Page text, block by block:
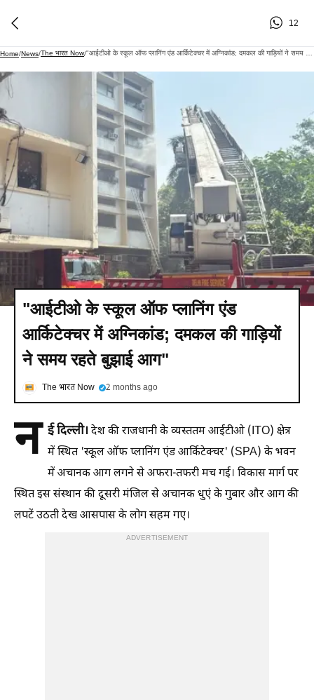
12
Home/News/The भारत Now/
"आईटीओ के स्कूल ऑफ प्लानिंग एंड
आर्किटेक्चर में अग्निकांड; दमकल की गाड़ियों
ने समय रहते बुझाई आग"
The भारत Now 2 months ago
न ई दिल्ली। देश की राजधानी के व्यस्ततम आईटीओ (ITO) क्षेत्र
में स्थित 'स्कूल ऑफ प्लानिंग एंड आर्किटेक्चर' (SPA) के भवन
में अचानक आग लगने से अफरा-तफरी मच गई। विकास मार्ग पर
स्थित इस संस्थान की दूसरी मंजिल से अचानक धुएं के गुबार और आग की
लपटें उठती देख आसपास के लोग सहम गए।
ADVERTISEMENT